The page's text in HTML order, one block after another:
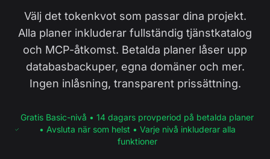
Välj det tokenkvot som passar dina projekt.
Alla planer inkluderar fullständig tjänstkatalog
och MCP-åtkomst. Betalda planer låser upp
databasbackuper, egna domäner och mer.
Ingen inlåsning, transparent prissättning.
Gratis Basic-nivå • 14 dagars provperiod på betalda planer
• Avsluta när som helst • Varje nivå inkluderar alla
funktioner